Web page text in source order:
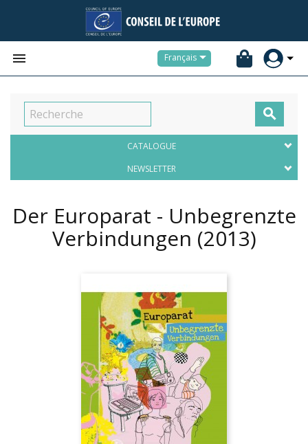
 Français

CATALOGUE
NEWSLETTER
Der Europarat - Unbegrenzte
Verbindungen (2013)